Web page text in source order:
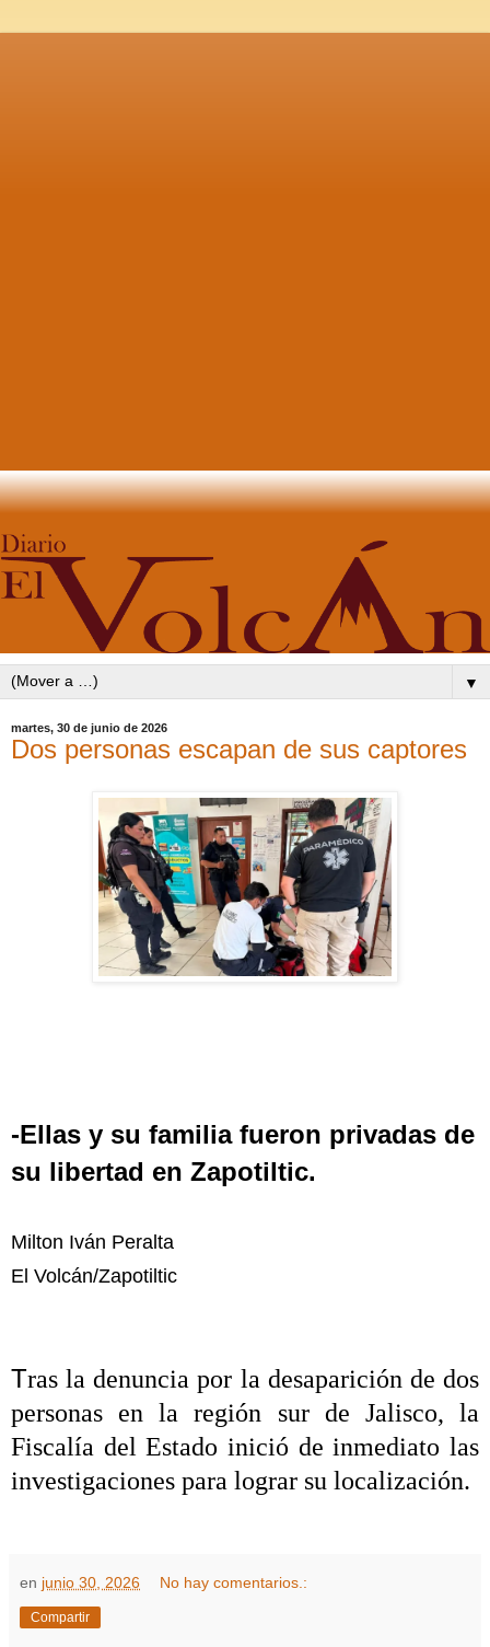
▼
martes, 30 de junio de 2026
Dos personas escapan de sus captores
-Ellas y su familia fueron privadas de
su libertad en Zapotiltic.
Milton Iván Peralta
El Volcán/Zapotiltic
Tras la denuncia por la desaparición de dos
personas en la región sur de Jalisco, la
Fiscalía del Estado inició de inmediato las
investigaciones para lograr su localización.
en junio 30, 2026 No hay comentarios.:
Compartir